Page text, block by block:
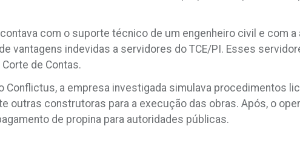
com o suporte técnico de um engenheiro civil e com
vantagens indevidas a servidores do TCE/PI. Esses
de Contas.
Conflictus, a empresa investigada simulava procedimentos
outras construtoras para a execução das obras. Após, o
de propina para autoridades públicas.